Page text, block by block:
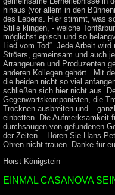
hinaus (vor allem in den
des Lebens. Hier stimmt, was
Stille klingen, - welche
möglichst episch und so
Lied vom Tod“. Jede Arbeit
Ströers, gemeinsam und auch
Arrangeuren und Produzenten
anderen Kollegen gehört . Mit
die beiden nicht so viel
schließen sich hier nicht aus.
Gegenwartskomponisten, die
Trocknen ausbreiten und –
einbetten. Die Aufmerksamkeit
durchsaugen von gefundenen
der Zeiten... Hören Sie Hans
Ohren nicht trauen. Danke für
Horst Königstein
EINMAL CASANOVA